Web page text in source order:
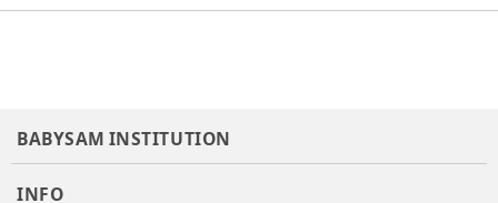
BABYSAM INSTITUTION
INFO